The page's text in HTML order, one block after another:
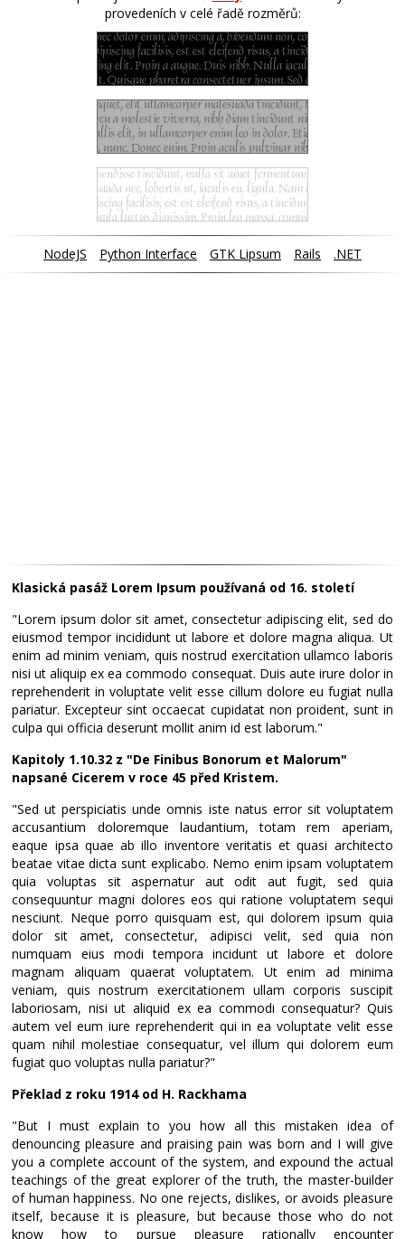
provedeních v celé řadě rozměrů:
NodeJS Python Interface GTK Lipsum Rails .NET
Klasická pasáž Lorem Ipsum používaná od 16. století
"Lorem ipsum dolor sit amet, consectetur adipiscing elit, sed do
eiusmod tempor incididunt ut labore et dolore magna aliqua. Ut
enim ad minim veniam, quis nostrud exercitation ullamco laboris
nisi ut aliquip ex ea commodo consequat. Duis aute irure dolor in
reprehenderit in voluptate velit esse cillum dolore eu fugiat nulla
pariatur. Excepteur sint occaecat cupidatat non proident, sunt in
culpa qui officia deserunt mollit anim id est laborum."
Kapitoly 1.10.32 z "De Finibus Bonorum et Malorum"
napsané Cicerem v roce 45 před Kristem.
"Sed ut perspiciatis unde omnis iste natus error sit voluptatem
accusantium doloremque laudantium, totam rem aperiam,
eaque ipsa quae ab illo inventore veritatis et quasi architecto
beatae vitae dicta sunt explicabo. Nemo enim ipsam voluptatem
quia voluptas sit aspernatur aut odit aut fugit, sed quia
consequuntur magni dolores eos qui ratione voluptatem sequi
nesciunt. Neque porro quisquam est, qui dolorem ipsum quia
dolor sit amet, consectetur, adipisci velit, sed quia non
numquam eius modi tempora incidunt ut labore et dolore
magnam aliquam quaerat voluptatem. Ut enim ad minima
veniam, quis nostrum exercitationem ullam corporis suscipit
laboriosam, nisi ut aliquid ex ea commodi consequatur? Quis
autem vel eum iure reprehenderit qui in ea voluptate velit esse
quam nihil molestiae consequatur, vel illum qui dolorem eum
fugiat quo voluptas nulla pariatur?"
Překlad z roku 1914 od H. Rackhama
"But I must explain to you how all this mistaken idea of
denouncing pleasure and praising pain was born and I will give
you a complete account of the system, and expound the actual
teachings of the great explorer of the truth, the master-builder
of human happiness. No one rejects, dislikes, or avoids pleasure
itself, because it is pleasure, but because those who do not
know how to pursue pleasure rationally encounter